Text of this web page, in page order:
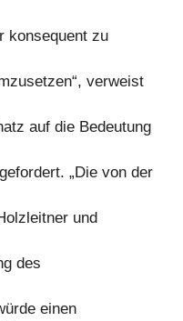
konsequent zu
verweist
auf die Bedeutung
„Die von der
und
des
einen